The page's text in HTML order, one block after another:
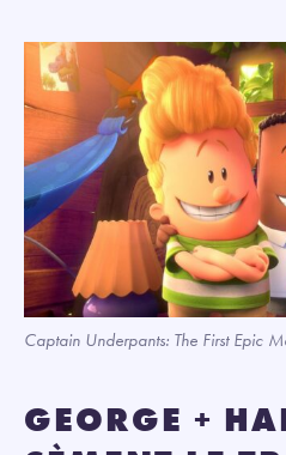
Captain Underpants: The First Epic
GEORGE +